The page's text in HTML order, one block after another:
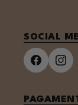
SOCIAL